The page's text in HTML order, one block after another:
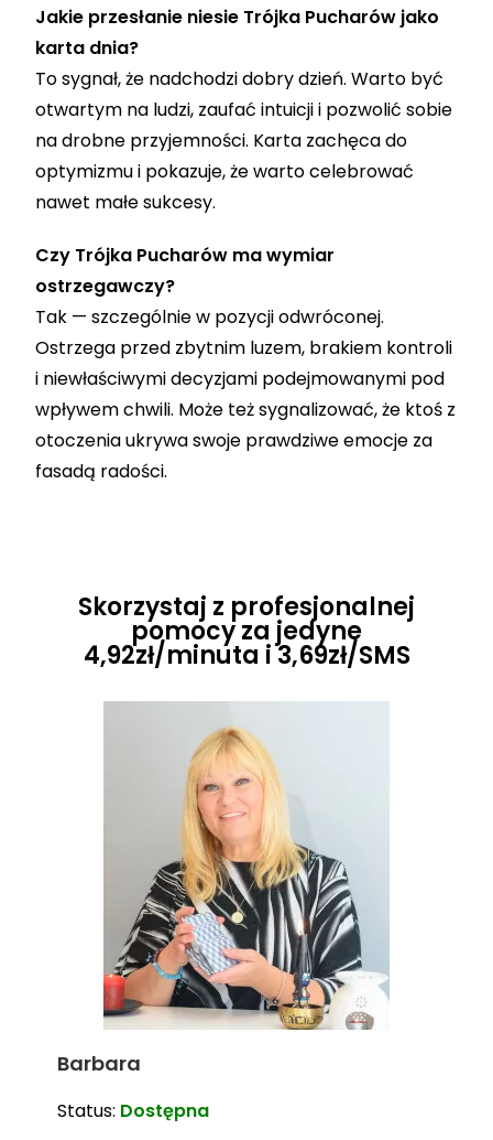
Jakie przesłanie niesie Trójka Pucharów jako
karta dnia?
To sygnał, że nadchodzi dobry dzień. Warto być
otwartym na ludzi, zaufać intuicji i pozwolić sobie
na drobne przyjemności. Karta zachęca do
optymizmu i pokazuje, że warto celebrować
nawet małe sukcesy.
Czy Trójka Pucharów ma wymiar
ostrzegawczy?
Tak — szczególnie w pozycji odwróconej.
Ostrzega przed zbytnim luzem, brakiem kontroli
i niewłaściwymi decyzjami podejmowanymi pod
wpływem chwili. Może też sygnalizować, że ktoś z
otoczenia ukrywa swoje prawdziwe emocje za
fasadą radości.
Skorzystaj z profesjonalnej
pomocy za jedyne
4,92zł/minuta i 3,69zł/SMS
Barbara
Status: Dostępna